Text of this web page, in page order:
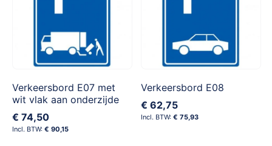
Verkeersbord E07 met
wit vlak aan onderzijde
€ 74,50
€ 90,15
Verkeersbord E08
€ 62,75
€ 75,93